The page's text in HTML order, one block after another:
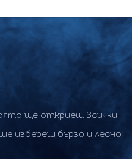
ще откриеш всички
избереш бързо и лесно